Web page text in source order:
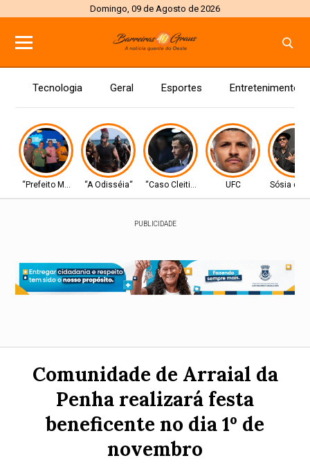
Domingo, 09 de Agosto de 2026
Tecnologia Geral Esportes Entretenimento
“Prefeito Moab” “A Odisséia“ “Caso Cleitinho” UFC Sósia do
PUBLICIDADE
Comunidade de Arraial da
Penha realizará festa
beneficente no dia 1º de
novembro